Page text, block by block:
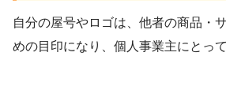
自分の屋号やロゴは、他者の商品・
めの目印になり、個人事業主にとっ